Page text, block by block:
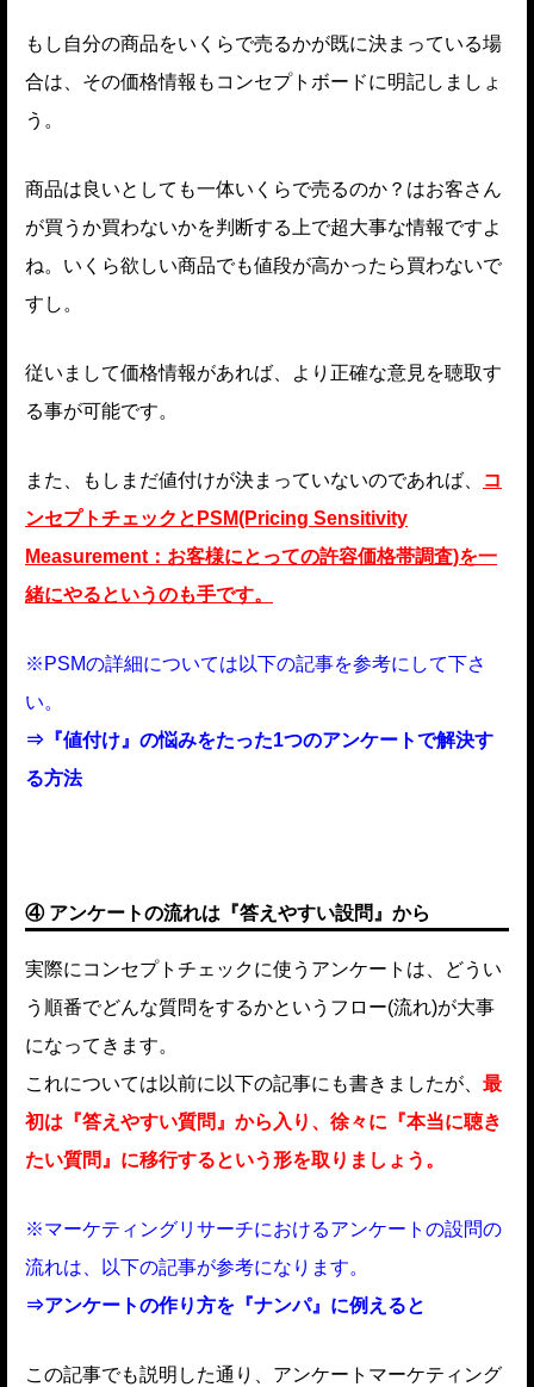
もし自分の商品をいくらで売るかが既に決まっている場
合は、その価格情報もコンセプトボードに明記しましょ
う。
商品は良いとしても一体いくらで売るのか？はお客さん
が買うか買わないかを判断する上で超大事な情報ですよ
ね。いくら欲しい商品でも値段が高かったら買わないで
すし。
従いまして価格情報があれば、より正確な意見を聴取す
る事が可能です。
また、もしまだ値付けが決まっていないのであれば、
コ
ンセプトチェックとPSM(Pricing Sensitivity
Measurement：お客様にとっての許容価格帯調査)を一
緒にやるというのも手です。
※PSMの詳細については以下の記事を参考にして下さ
い。
⇒『値付け』の悩みをたった1つのアンケートで解決す
る方法
④ アンケートの流れは『答えやすい設問』から
実際にコンセプトチェックに使うアンケートは、どうい
う順番でどんな質問をするかというフロー(流れ)が大事
になってきます。
これについては以前に以下の記事にも書きましたが、 最
初は『答えやすい質問』から入り、徐々に『本当に聴き
たい質問』に移行するという形を取りましょう。
※マーケティングリサーチにおけるアンケートの設問の
流れは、以下の記事が参考になります。
⇒アンケートの作り方を『ナンパ』に例えると
この記事でも説明した通り、アンケートマーケティング